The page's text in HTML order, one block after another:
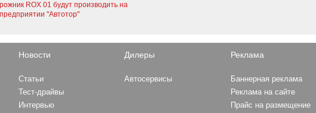
ROX 01 будут производить на
"Автотор"
Новости
Статьи
Тест-драйвы
Интервью
Дилеры
Автосервисы
Реклама
Баннерная реклама
Реклама на сайте
Прайс на размещение